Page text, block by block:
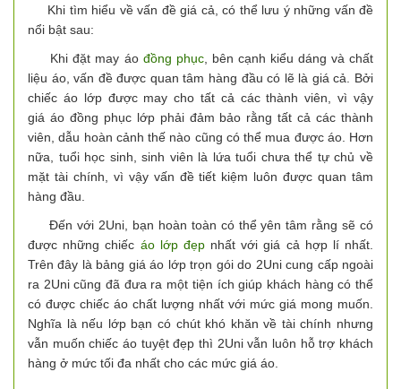
Khi tìm hiểu về vấn đề giá cả, có thể lưu ý những vấn đề
nổi bật sau:
Khi đặt may áo đồng phục, bên cạnh kiểu dáng và chất
liệu áo, vấn đề được quan tâm hàng đầu có lẽ là giá cả. Bởi
chiếc áo lớp được may cho tất cả các thành viên, vì vậy
giá áo đồng phục lớp phải đảm bảo rằng tất cả các thành
viên, dẫu hoàn cảnh thế nào cũng có thể mua được áo. Hơn
nữa, tuổi học sinh, sinh viên là lứa tuổi chưa thể tự chủ về
mặt tài chính, vì vậy vấn đề tiết kiệm luôn được quan tâm
hàng đầu.
Đến với 2Uni, bạn hoàn toàn có thể yên tâm rằng sẽ có
được những chiếc áo lớp đẹpnhất với giá cả hợp lí nhất.
Trên đây là bảng giá áo lớp trọn gói do 2Uni cung cấp ngoài
ra 2Uni cũng đã đưa ra một tiện ích giúp khách hàng có thể
có được chiếc áo chất lượng nhất với mức giá mong muốn.
Nghĩa là nếu lớp bạn có chút khó khăn về tài chính nhưng
vẫn muốn chiếc áo tuyệt đẹp thì 2Uni vẫn luôn hỗ trợ khách
hàng ở mức tối đa nhất cho các mức giá áo.